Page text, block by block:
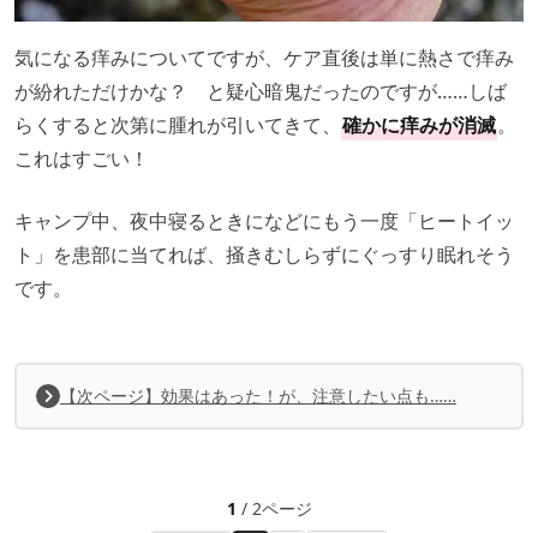
気になる痒みについてですが、ケア直後は単に熱さで痒み
が紛れただけかな？ と疑心暗鬼だったのですが……しば
らくすると次第に腫れが引いてきて、 確かに痒みが消滅。
これはすごい！
キャンプ中、夜中寝るときになどにもう一度「ヒートイッ
ト」を患部に当てれば、掻きむしらずにぐっすり眠れそう
です。
【次ページ】効果はあった！が、注意したい点も……
1 / 2ページ